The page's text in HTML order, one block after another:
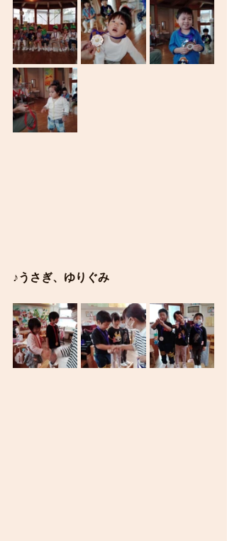
♪うさぎ、ゆりぐみ